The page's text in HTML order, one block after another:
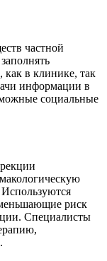
частной
в клинике, так
информации в
социальные
риск
Специалисты